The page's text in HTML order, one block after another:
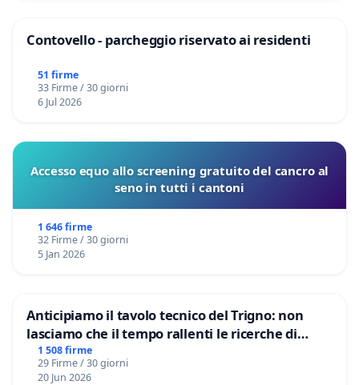
Contovello - parcheggio riservato ai residenti
51 firme
33 Firme / 30 giorni
6 Jul 2026
Accesso equo allo screening gratuito del cancro al
seno in tutti i cantoni
1 646 firme
32 Firme / 30 giorni
5 Jan 2026
Anticipiamo il tavolo tecnico del Trigno: non
lasciamo che il tempo rallenti le ricerche di
Domenico Racanati
1 508 firme
29 Firme / 30 giorni
20 Jun 2026